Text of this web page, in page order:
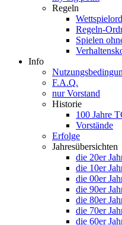
Regeln
Regeln-
Spielen
Info
F.A.Q.
nur Vorstand
Historie
100 Jahre
Vorstände
Erfolge
Jahresübersichten
die 20er
die 10er
die 00er
die 90er
die 80er
die 70er
die 60er